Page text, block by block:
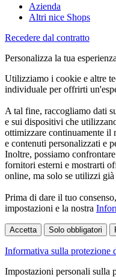
Azienda
Altri nice Shops
Recedere dal contratto
Personalizza la tua
Utilizziamo i cookie e altre
individuale per offrirti
A tal fine, raccogliamo dati
e sui dispositivi che
ottimizzare continuamente il
e contenuti personalizzati e
Inoltre, possiamo
fornitori esterni e mostrarti
online, ma solo se utilizzi
Prima di dare il tuo
impostazioni e la nostra
Accetta Solo obbligatori
Informativa sulla protezione
Impostazioni personali sulla